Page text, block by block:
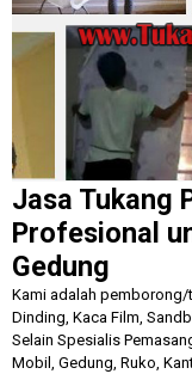
Jasa Tukang
Profesional
Gedung
Kami adalah
Dinding, Kaca Film,
Selain Spesialis
Mobil, Gedung, Ruko,